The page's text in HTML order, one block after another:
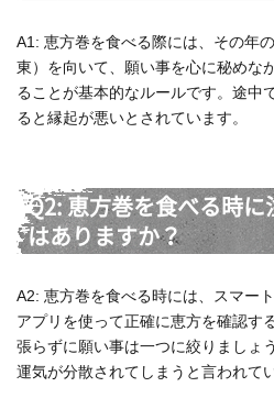
A1: 恵方巻を食べる際には、その年
東）を向いて、願い事を心に秘めな
ることが基本的なルールです。途中
ると縁起が悪いとされています。
Q2: 恵方巻を食べる時
はありますか？
A2: 恵方巻を食べる時には、スマー
アプリを使って正確に恵方を確認す
張らずに願い事は一つに絞りましょ
運気が分散されてしまうと言われて